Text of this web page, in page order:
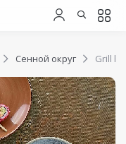
Сенной округ Grill